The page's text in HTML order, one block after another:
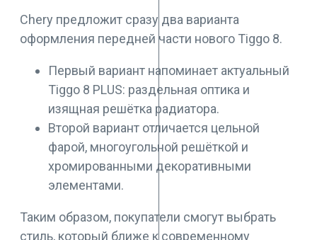
Chery предложит сразу два варианта
оформления передней части нового Tiggo 8.
Первый вариант напоминает актуальный
Tiggo 8 PLUS: раздельная оптика и
изящная решётка радиатора.
Второй вариант отличается цельной
фарой, многоугольной решёткой и
хромированными декоративными
элементами.
Таким образом, покупатели смогут выбрать
стиль, который ближе к современному